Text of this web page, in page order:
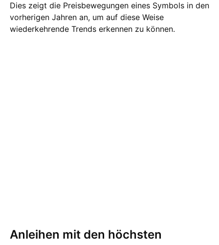
Dies zeigt die Preisbewegungen eines Symbols in den
vorherigen Jahren an, um auf diese Weise
wiederkehrende Trends erkennen zu können.
Anleihen mit den höchsten